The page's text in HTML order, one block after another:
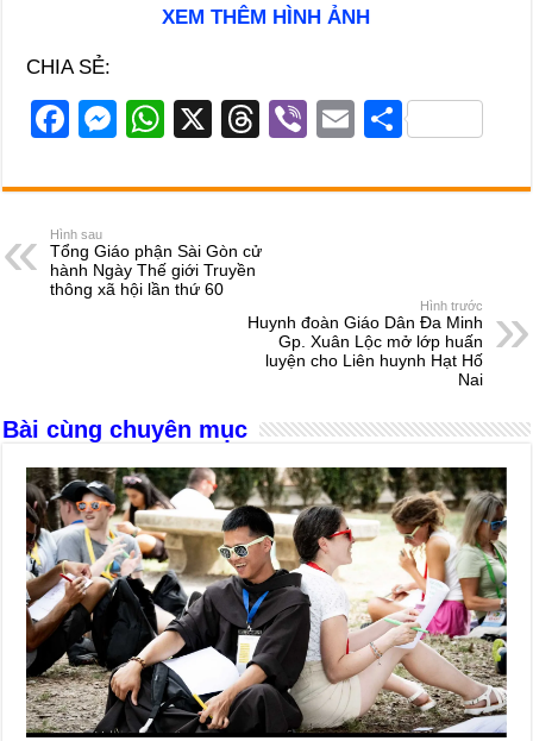
XEM THÊM HÌNH ẢNH
CHIA SẺ:
F
c
e
b
o
M
ss
n
g
W
at
A
p
X
T
e
s
Vi
er
E
ail
S
ar
Hình sau
Tổng Giáo phận Sài Gòn cử
hành Ngày Thế giới Truyền
thông xã hội lần thứ 60
Hình trước
Huynh đoàn Giáo Dân Đa Minh
Gp. Xuân Lộc mở lớp huấn
luyện cho Liên huynh Hạt Hố
Nai
Bài cùng chuyên mục